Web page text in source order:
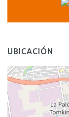
UBICACIÓN